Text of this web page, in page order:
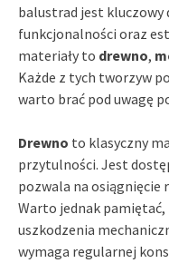
balustrad jest kluczowy
funkcjonalności oraz
materiały to drewno,
Każde z tych tworzyw
warto brać pod uwagę
Drewno to klasyczny
przytulności. Jest
pozwala na osiągnięcie
Warto jednak pamiętać,
uszkodzenia
wymaga regularnej